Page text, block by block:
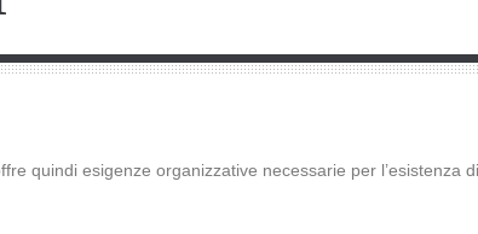
quindi esigenze organizzative necessarie per l’esistenza